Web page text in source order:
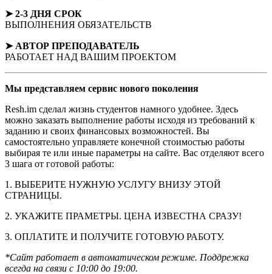
➤ 2-3 ДНЯ СРОК
ВЫПОЛНЕНИЯ ОБЯЗАТЕЛЬСТВ
➤ АВТОР ПРЕПОДАВАТЕЛЬ
РАБОТАЕТ НАД ВАШИМ ПРОЕКТОМ
Мы представляем сервис нового поколения
Resh.im сделал жизнь студентов намного удобнее. Здесь
можно заказать выполнение работы исходя из требований к
заданию и своих финансовых возможностей. Вы
самостоятельно управляете конечной стоимостью работы
выбирая те или иные параметры на сайте. Вас отделяют всего
3 шага от готовой работы:
1. ВЫБЕРИТЕ НУЖНУЮ УСЛУГУ ВНИЗУ ЭТОЙ
СТРАНИЦЫ.
2. УКАЖИТЕ ПРАМЕТРЫ. ЦЕНА ИЗВЕСТНА СРАЗУ!
3. ОПЛАТИТЕ И ПОЛУЧИТЕ ГОТОВУЮ РАБОТУ.
*Сайт работает в автоматическом режиме. Поддрежка
всегда на связи с 10:00 до 19:00.